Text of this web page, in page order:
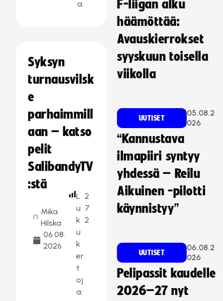
a:
Syksyn
turnausvilsk
e
parhaimmill
aan – katso
pelit
SalibandyTV
:stä
Mika
Hilska
06.08.
2026
L
u
k
u
k
er
t
oj
a:
2
7
2
F-liigan alku
häämöttää:
Avauskierrokset
syyskuun toisella
viikolla
UUTISET
05.08.2
026
“Kannustava
ilmapiiri syntyy
yhdessä – Reilu
Aikuinen -pilotti
käynnistyy”
UUTISET
06.08.2
026
Pelipassit kaudelle
2026–27 nyt